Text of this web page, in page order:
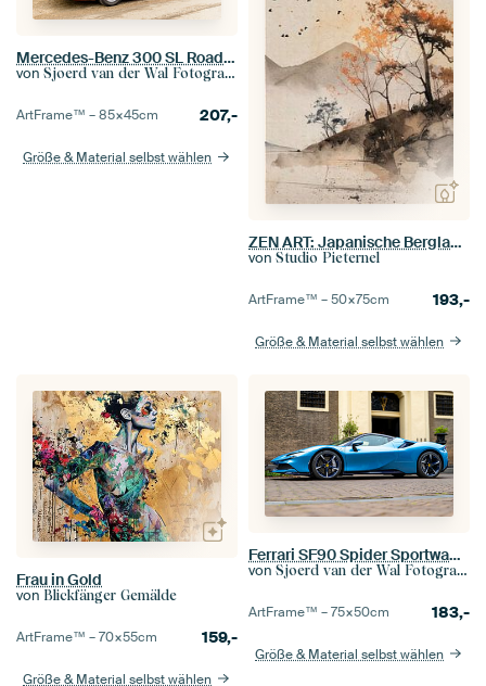
Mercedes-Benz 300 SL Roadster, klassischer Sportwagen
von Sjoerd van der Wal Fotografie
ArtFrame™ –85×45cm 207,-
Größe & Material selbst wählen
ZEN ART: Japanische Berglandschaften (Teil 2)
von Studio Pieternel
ArtFrame™ –50×75cm 193,-
Größe & Material selbst wählen
Frau in Gold
von Blickfänger Gemälde
ArtFrame™ –70×55cm 159,-
Größe & Material selbst wählen
Ferrari SF90 Spider Sportwagen in hellblau
von Sjoerd van der Wal Fotografie
ArtFrame™ –75×50cm 183,-
Größe & Material selbst wählen